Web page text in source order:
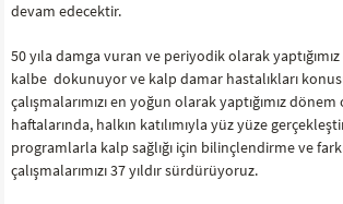
devam edecektir.
50 yıla damga vuran ve periyodik olarak
kalbe dokunuyor ve kalp damar hastalıkları
çalışmalarımızı en yoğun olarak yaptığımız
haftalarında, halkın katılımıyla yüz yüze
programlarla kalp sağlığı için bilinçlendirme ve
çalışmalarımızı 37 yıldır sürdürüyoruz.